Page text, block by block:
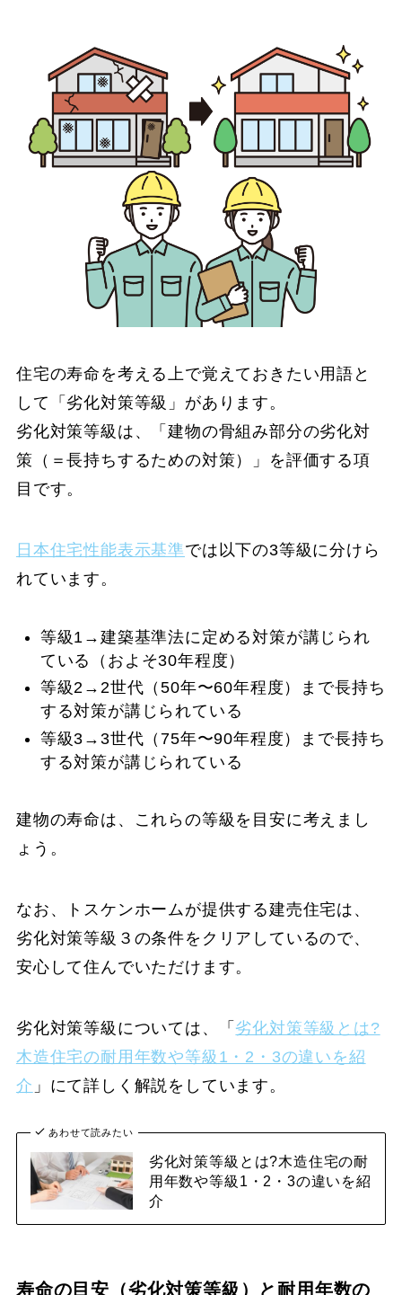
住宅の寿命を考える上で覚えておきたい用語と
して「劣化対策等級」があります。
劣化対策等級は、「建物の骨組み部分の劣化対
策（＝長持ちするための対策）」を評価する項
目です。
日本住宅性能表示基準では以下の3等級に分けら
れています。
等級1→建築基準法に定める対策が講じられ
ている（およそ30年程度）
等級2→2世代（50年〜60年程度）まで長持ち
する対策が講じられている
等級3→3世代（75年〜90年程度）まで長持ち
する対策が講じられている
建物の寿命は、これらの等級を目安に考えまし
ょう。
なお、トスケンホームが提供する建売住宅は、
劣化対策等級３の条件をクリアしているので、
安心して住んでいただけます。
劣化対策等級については、「 劣化対策等級とは?
木造住宅の耐用年数や等級1・2・3の違いを紹
介 」にて詳しく解説をしています。
あわせて読みたい
劣化対策等級とは?木造住宅の耐
用年数や等級1・2・3の違いを紹
介
寿命の目安（劣化対策等級）と耐用年数の